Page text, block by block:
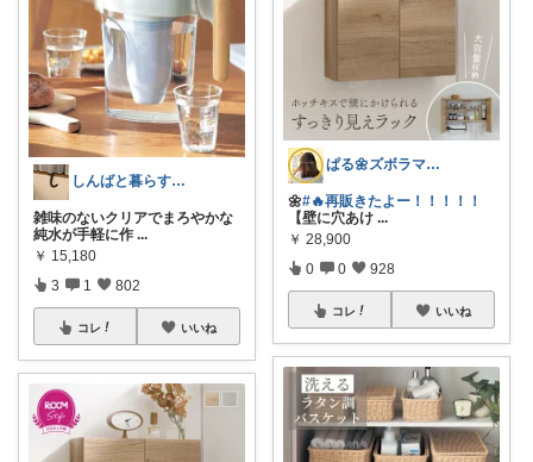
しんばと暮らす日々
雑味のないクリアでまろやかな
純水が手軽に作 ...
￥ 15,180
3 1 802
コレ いいね
ぱる🌼ズボラママのラク家事
🌼#🔥再販きたよー！！！！！
【壁に穴あけ ...
￥ 28,900
0 0 928
コレ いいね